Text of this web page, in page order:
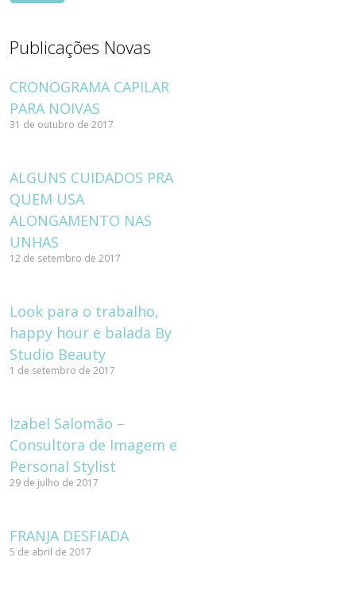
Publicações Novas
CRONOGRAMA CAPILAR
PARA NOIVAS
31 de outubro de 2017
ALGUNS CUIDADOS PRA
QUEM USA
ALONGAMENTO NAS
UNHAS
12 de setembro de 2017
Look para o trabalho,
happy hour e balada By
Studio Beauty
1 de setembro de 2017
Izabel Salomão –
Consultora de Imagem e
Personal Stylist
29 de julho de 2017
FRANJA DESFIADA
5 de abril de 2017